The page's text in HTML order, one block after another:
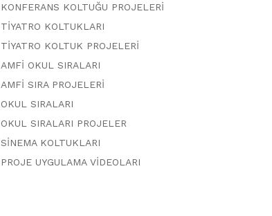
KONFERANS KOLTUĞU PROJELERİ
TİYATRO KOLTUKLARI
TİYATRO KOLTUK PROJELERİ
AMFİ OKUL SIRALARI
AMFİ SIRA PROJELERİ
OKUL SIRALARI
OKUL SIRALARI PROJELER
SİNEMA KOLTUKLARI
PROJE UYGULAMA VİDEOLARI